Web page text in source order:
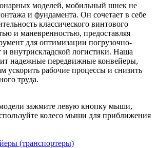
моделей, мобильный шнек не
и фундамента. Он сочетает в себе
классического винтового
и маневренностью, предоставляя
для оптимизации погрузочно-
и внутрискладской логистики. Наша
надежные передвижные конвейеры,
ускорить рабочие процессы и снизить
труда.
зажмите левую кнопку мыши,
колесо мыши для приближения
(транспортеры)